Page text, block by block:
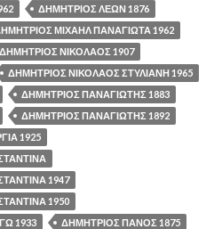
ΔΗΜΗΤΡΙΟΣ ΛΕΩΝ 1876
ΜΙΧΑΗΛ ΠΑΝΑΓΙΩΤΑ 1962
ΔΗΜΗΤΡΙΟΣ ΝΙΚΟΛΑΟΣ 1907
ΔΗΜΗΤΡΙΟΣ ΝΙΚΟΛΑΟΣ ΣΤΥΛΙΑΝΗ 1965
ΔΗΜΗΤΡΙΟΣ ΠΑΝΑΓΙΩΤΗΣ 1883
ΔΗΜΗΤΡΙΟΣ ΠΑΝΑΓΙΩΤΗΣ 1892
1925
1947
1950
1933
ΔΗΜΗΤΡΙΟΣ ΠΑΝΟΣ 1875